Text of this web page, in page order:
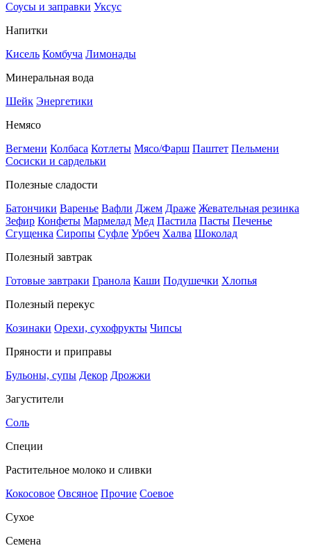
Соусы и заправки Уксус
Напитки
Кисель Комбуча Лимонады
Минеральная вода
Шейк Энергетики
Немясо
Вегмени Колбаса Котлеты Мясо/Фарш Паштет Пельмени
Сосиски и сардельки
Полезные сладости
Батончики Варенье Вафли Джем Драже Жевательная резинка
Зефир Конфеты Мармелад Мед Пастила Пасты Печенье
Сгущенка Сиропы Суфле Урбеч Халва Шоколад
Полезный завтрак
Готовые завтраки Гранола Каши Подушечки Хлопья
Полезный перекус
Козинаки Орехи, сухофрукты Чипсы
Пряности и приправы
Бульоны, супы Декор Дрожжи
Загустители
Соль
Специи
Растительное молоко и сливки
Кокосовое Овсяное Прочие Соевое
Сухое
Семена